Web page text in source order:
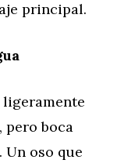
principal.
ligeramente
pero boca
oso que